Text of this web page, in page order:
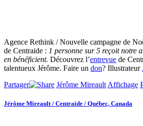
Agence Rethink / Nouvelle campagne de
de Centraide : 1 personne sur 5 reçoit notre
en bénéficient. Découvrez l’entrevue de
talentueux Jérôme. Faire un don? Illustrateur
Partager
Jérôme Mireault Affichage
Jérôme Mireault / Centraide / Québec, Canada